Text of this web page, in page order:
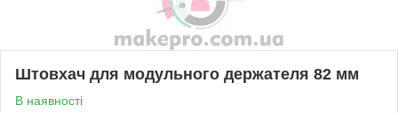
Штовхач для модульного держателя 82 мм
В наявності